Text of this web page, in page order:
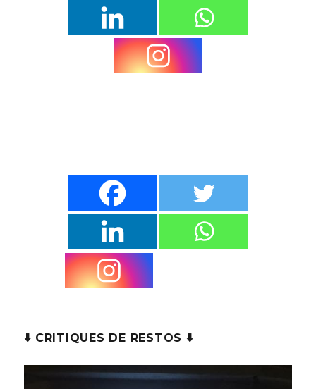
⬇️ CRITIQUES DE RESTOS ⬇️